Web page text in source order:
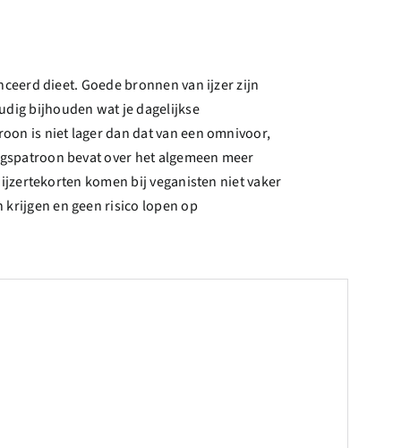
dieet. Goede bronnen van ijzer zijn
bijhouden wat je dagelijkse
is niet lager dan dat van een omnivoor,
bevat over het algemeen meer
komen bij veganisten niet vaker
en geen risico lopen op